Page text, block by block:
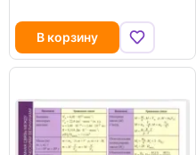
В корзину